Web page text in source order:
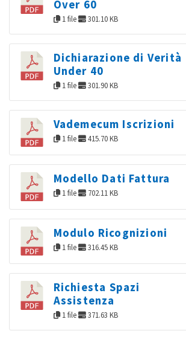
Over 60
1 file 301.10 KB
Dichiarazione di Verità
Under 40
1 file 301.90 KB
Vademecum Iscrizioni
1 file 415.70 KB
Modello Dati Fattura
1 file 702.11 KB
Modulo Ricognizioni
1 file 316.45 KB
Richiesta Spazi
Assistenza
1 file 371.63 KB